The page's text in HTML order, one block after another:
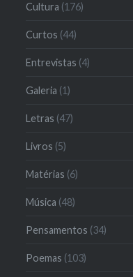
Cultura (176)
Curtos (44)
Entrevistas (4)
Galeria (1)
Letras (47)
Livros (5)
Matérias (6)
Música (48)
Pensamentos (34)
Poemas (103)